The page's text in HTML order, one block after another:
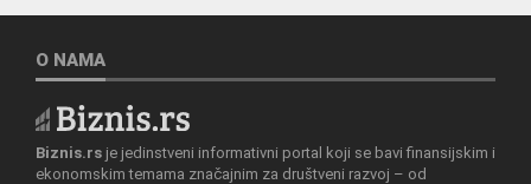
O NAMA
Biznis.rs je jedinstveni informativni portal koji se bavi finansijskim i
ekonomskim temama značajnim za društveni razvoj – od